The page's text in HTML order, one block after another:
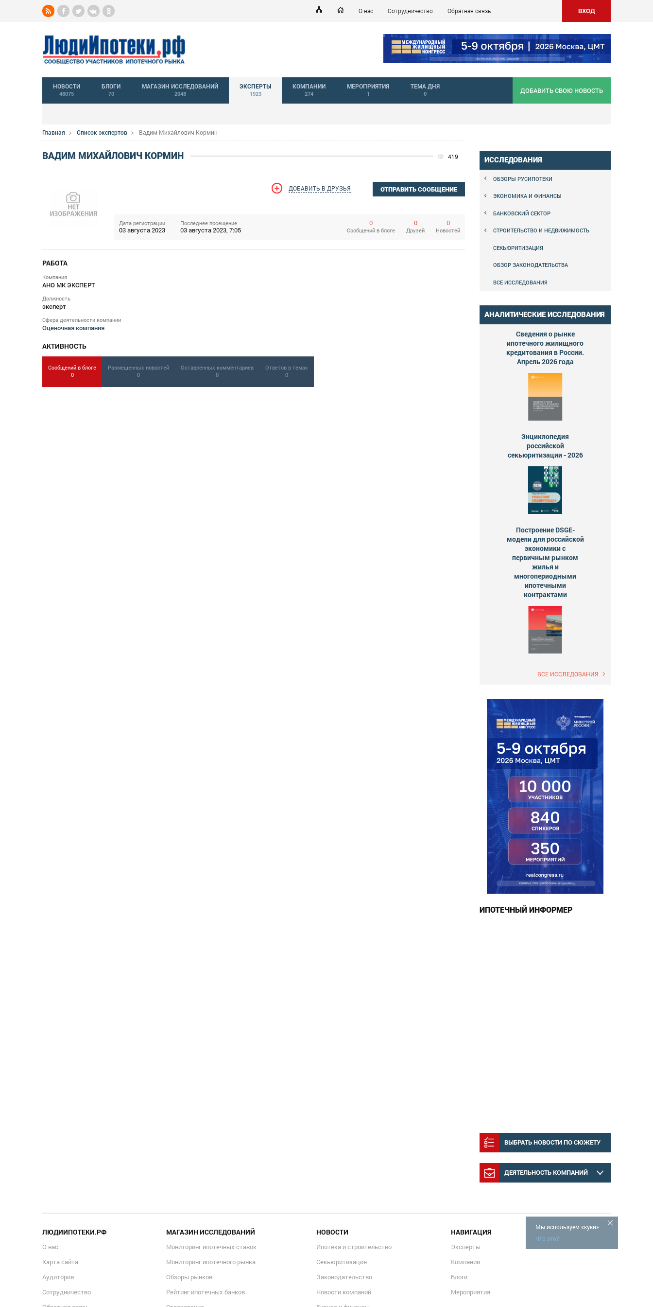
О нас Сотрудничество Обратная связь ВХОД
НОВОСТИ
48075
БЛОГИ
70
МАГАЗИН ИССЛЕДОВАНИЙ
2048
ЭКСПЕРТЫ
1923
КОМПАНИИ
274
МЕРОПРИЯТИЯ
1
ТЕМА ДНЯ
0 ДОБАВИТЬ СВОЮ НОВОСТЬ
Главная Список экспертов Вадим Михайлович Кормин
ВАДИМ МИХАЙЛОВИЧ КОРМИН 419
ДОБАВИТЬ В ДРУЗЬЯ ОТПРАВИТЬ СООБЩЕНИЕ
Дата регистрации
03 августа 2023
Последнее посещение
03 августа 2023, 7:05
0
Сообщений в блоге
0
Друзей
0
Новостей
РАБОТА
Компания
АНО МК ЭКСПЕРТ
Должность
эксперт
Сфера деятельности компании
Оценочная компания
АКТИВНОСТЬ
Сообщений в блоге
0
Размещенных новостей
0
Оставленных комментариев
0
Ответов в темах
0
ИССЛЕДОВАНИЯ
ОБЗОРЫ РУСИПОТЕКИ
ЭКОНОМИКА И ФИНАНСЫ
БАНКОВСКИЙ СЕКТОР
СТРОИТЕЛЬСТВО И НЕДВИЖИМОСТЬ
СЕКЬЮРИТИЗАЦИЯ
ОБЗОР ЗАКОНОДАТЕЛЬСТВА
ВСЕ ИССЛЕДОВАНИЯ
АНАЛИТИЧЕСКИЕ ИССЛЕДОВАНИЯ
Сведения о рынке
ипотечного жилищного
кредитования в России.
Апрель 2026 года
Энциклопедия
российской
секьюритизации - 2026
Построение DSGE-
модели для российской
экономики с
первичным рынком
жилья и
многопериодными
ипотечными
контрактами
ВСЕ ИССЛЕДОВАНИЯ
ИПОТЕЧНЫЙ ИНФОРМЕР
ВЫБРАТЬ НОВОСТИ ПО СЮЖЕТУ
ДЕЯТЕЛЬНОСТЬ КОМПАНИЙ
Мы используем «куки»
Что это?
ЛЮДИИПОТЕКИ.РФ
О нас
Карта сайта
Аудитория
Сотрудничество
МАГАЗИН ИССЛЕДОВАНИЙ
Мониторинг ипотечных ставок
Мониторинг ипотечного рынка
Обзоры рынков
Рейтинг ипотечных банков
НОВОСТИ
Ипотека и строительство
Секьюритизация
Законодательство
Новости компаний
НАВИГАЦИЯ
Эксперты
Компании
Блоги
Мероприятия